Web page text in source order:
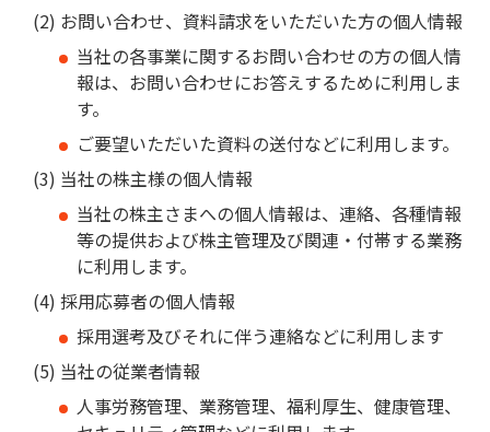
お問い合わせ、資料請求をいただいた方の個人情報
当社の各事業に関するお問い合わせの方の個人情
報は、お問い合わせにお答えするために利用しま
す。
ご要望いただいた資料の送付などに利用します。
当社の株主様の個人情報
当社の株主さまへの個人情報は、連絡、各種情報
等の提供および株主管理及び関連・付帯する業務
に利用します。
採用応募者の個人情報
採用選考及びそれに伴う連絡などに利用します
当社の従業者情報
人事労務管理、業務管理、福利厚生、健康管理、